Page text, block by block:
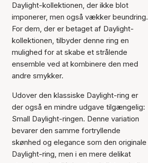
Daylight-kollektionen, der ikke blot
imponerer, men også vækker beundring.
For dem, der er betaget af Daylight-
kollektionen, tilbyder denne ring en
mulighed for at skabe et strålende
ensemble ved at kombinere den med
andre smykker.
Udover den klassiske Daylight-ring er
der også en mindre udgave tilgængelig:
Small Daylight-ringen. Denne variation
bevarer den samme fortryllende
skønhed og elegance som den originale
Daylight-ring, men i en mere delikat